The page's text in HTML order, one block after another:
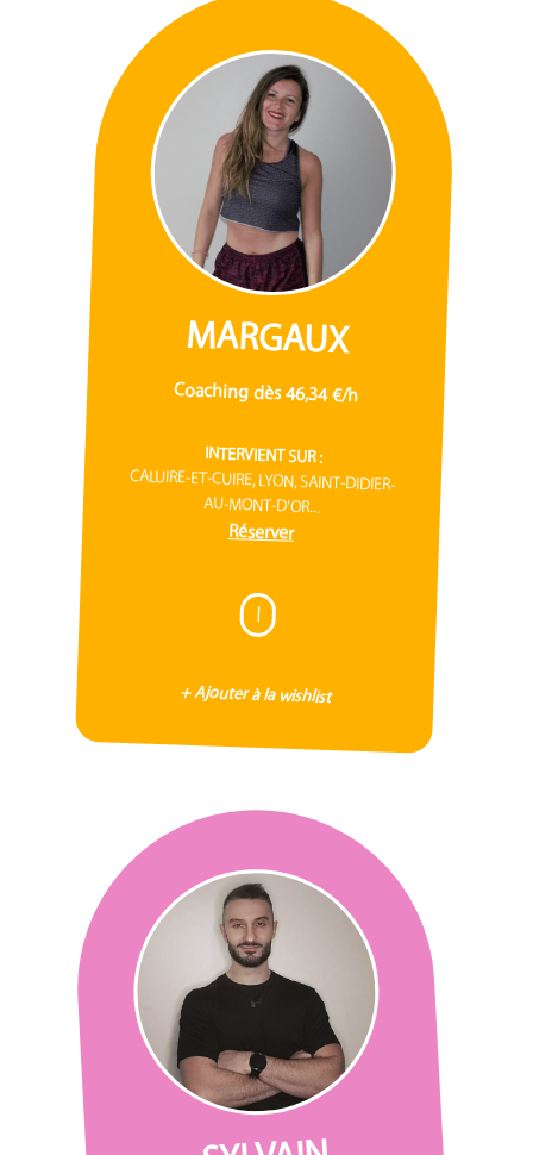
MARGAUX
Coaching dès 46,34 €/h
INTERVIENT SUR :
CALUIRE-ET-CUIRE, LYON, SAINT-DIDIER-
AU-MONT-D'OR...
Réserver
I
+ Ajouter à la wishlist